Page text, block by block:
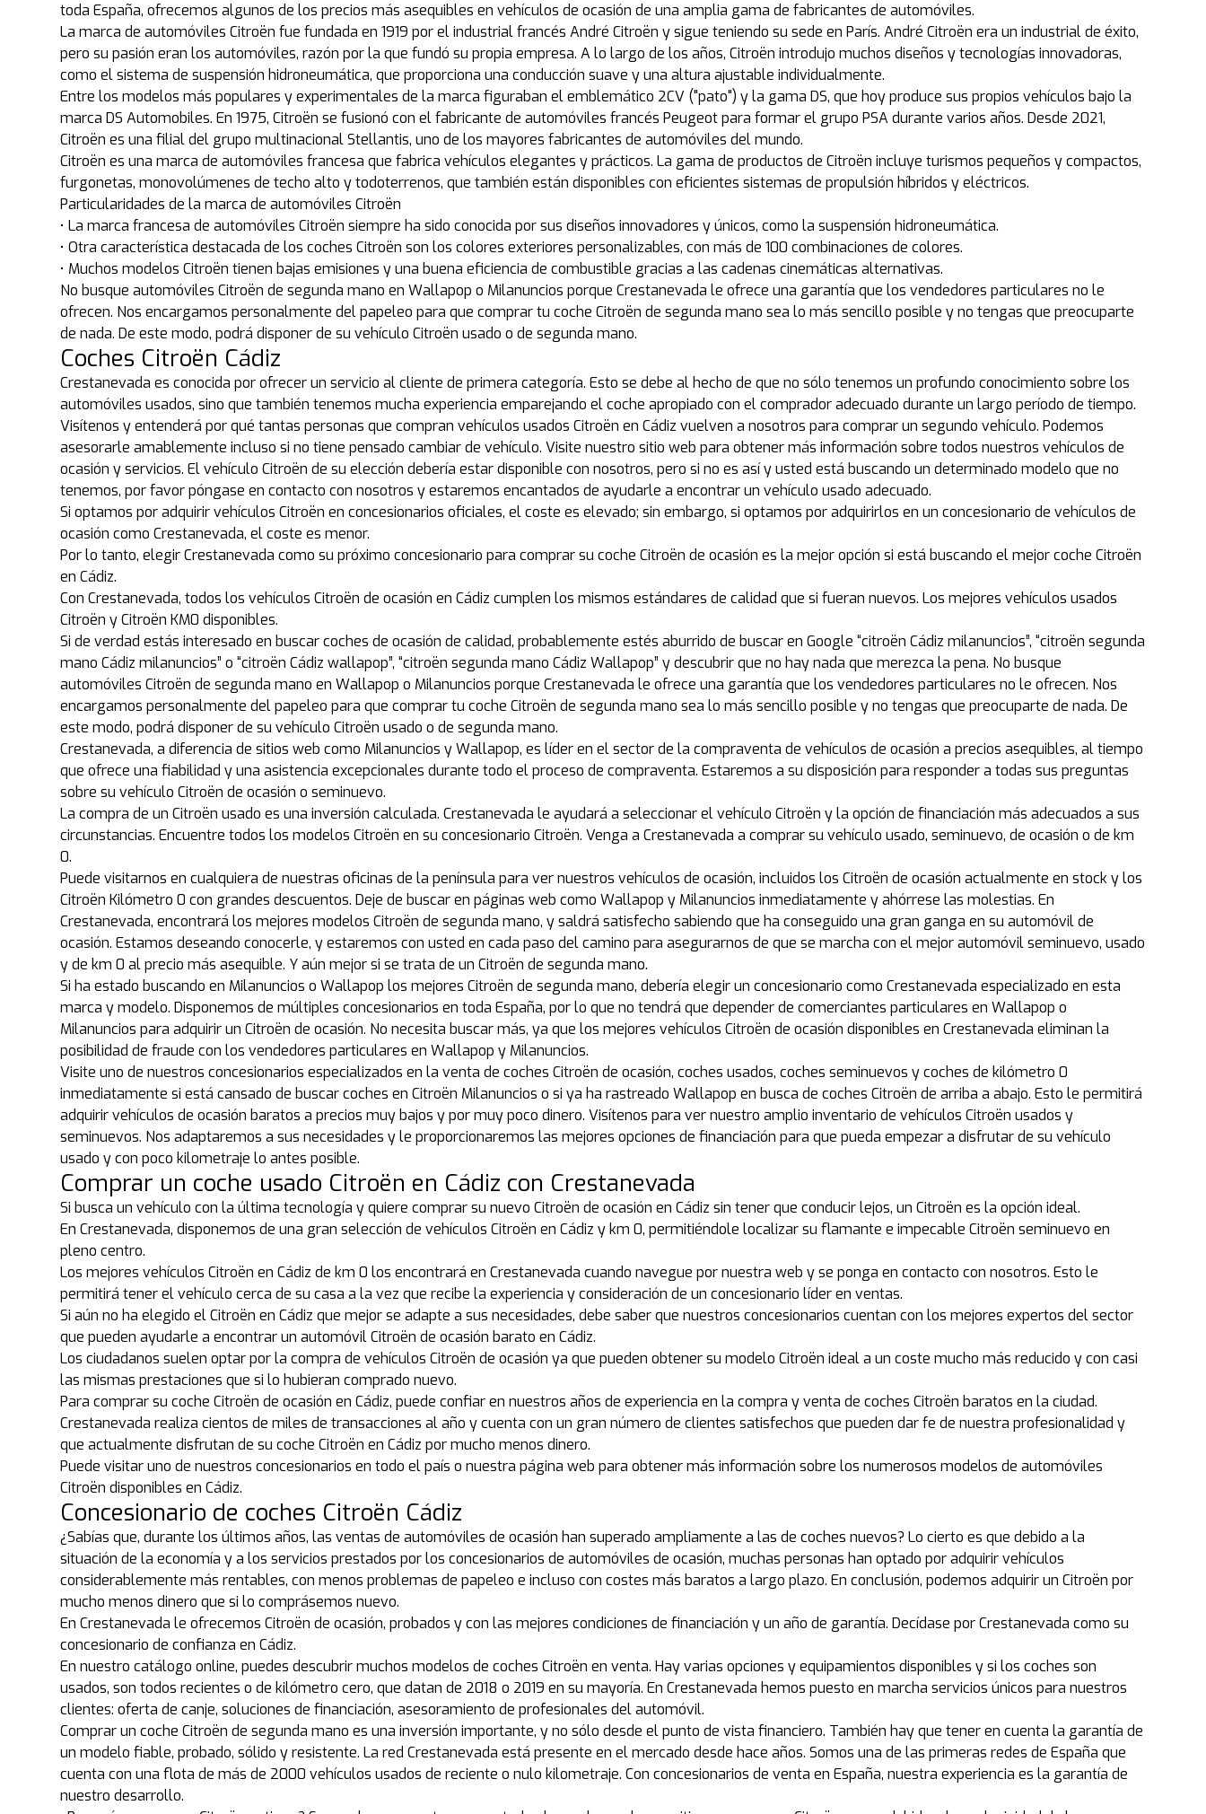
toda España, ofrecemos algunos de los precios más asequibles en vehículos de ocasión de una amplia gama de fabricantes de automóviles.
La marca de automóviles Citroën fue fundada en 1919 por el industrial francés André Citroën y sigue teniendo su sede en París. André Citroën era un industrial de éxito,
pero su pasión eran los automóviles, razón por la que fundó su propia empresa. A lo largo de los años, Citroën introdujo muchos diseños y tecnologías innovadoras,
como el sistema de suspensión hidroneumática, que proporciona una conducción suave y una altura ajustable individualmente.
Entre los modelos más populares y experimentales de la marca figuraban el emblemático 2CV ("pato") y la gama DS, que hoy produce sus propios vehículos bajo la
marca DS Automobiles. En 1975, Citroën se fusionó con el fabricante de automóviles francés Peugeot para formar el grupo PSA durante varios años. Desde 2021,
Citroën es una filial del grupo multinacional Stellantis, uno de los mayores fabricantes de automóviles del mundo.
Citroën es una marca de automóviles francesa que fabrica vehículos elegantes y prácticos. La gama de productos de Citroën incluye turismos pequeños y compactos,
furgonetas, monovolúmenes de techo alto y todoterrenos, que también están disponibles con eficientes sistemas de propulsión híbridos y eléctricos.
Particularidades de la marca de automóviles Citroën
• La marca francesa de automóviles Citroën siempre ha sido conocida por sus diseños innovadores y únicos, como la suspensión hidroneumática.
• Otra característica destacada de los coches Citroën son los colores exteriores personalizables, con más de 100 combinaciones de colores.
• Muchos modelos Citroën tienen bajas emisiones y una buena eficiencia de combustible gracias a las cadenas cinemáticas alternativas.
No busque automóviles Citroën de segunda mano en Wallapop o Milanuncios porque Crestanevada le ofrece una garantía que los vendedores particulares no le
ofrecen. Nos encargamos personalmente del papeleo para que comprar tu coche Citroën de segunda mano sea lo más sencillo posible y no tengas que preocuparte
de nada. De este modo, podrá disponer de su vehículo Citroën usado o de segunda mano.
Coches Citroën Cádiz
Crestanevada es conocida por ofrecer un servicio al cliente de primera categoría. Esto se debe al hecho de que no sólo tenemos un profundo conocimiento sobre los
automóviles usados, sino que también tenemos mucha experiencia emparejando el coche apropiado con el comprador adecuado durante un largo período de tiempo.
Visítenos y entenderá por qué tantas personas que compran vehículos usados Citroën en Cádiz vuelven a nosotros para comprar un segundo vehículo. Podemos
asesorarle amablemente incluso si no tiene pensado cambiar de vehículo. Visite nuestro sitio web para obtener más información sobre todos nuestros vehículos de
ocasión y servicios. El vehículo Citroën de su elección debería estar disponible con nosotros, pero si no es así y usted está buscando un determinado modelo que no
tenemos, por favor póngase en contacto con nosotros y estaremos encantados de ayudarle a encontrar un vehículo usado adecuado.
Si optamos por adquirir vehículos Citroën en concesionarios oficiales, el coste es elevado; sin embargo, si optamos por adquirirlos en un concesionario de vehículos de
ocasión como Crestanevada, el coste es menor.
Por lo tanto, elegir Crestanevada como su próximo concesionario para comprar su coche Citroën de ocasión es la mejor opción si está buscando el mejor coche Citroën
en Cádiz.
Con Crestanevada, todos los vehículos Citroën de ocasión en Cádiz cumplen los mismos estándares de calidad que si fueran nuevos. Los mejores vehículos usados
Citroën y Citroën KM0 disponibles.
Si de verdad estás interesado en buscar coches de ocasión de calidad, probablemente estés aburrido de buscar en Google “citroën Cádiz milanuncios”, “citroën segunda
mano Cádiz milanuncios” o “citroën Cádiz wallapop”, “citroën segunda mano Cádiz Wallapop” y descubrir que no hay nada que merezca la pena. No busque
automóviles Citroën de segunda mano en Wallapop o Milanuncios porque Crestanevada le ofrece una garantía que los vendedores particulares no le ofrecen. Nos
encargamos personalmente del papeleo para que comprar tu coche Citroën de segunda mano sea lo más sencillo posible y no tengas que preocuparte de nada. De
este modo, podrá disponer de su vehículo Citroën usado o de segunda mano.
Crestanevada, a diferencia de sitios web como Milanuncios y Wallapop, es líder en el sector de la compraventa de vehículos de ocasión a precios asequibles, al tiempo
que ofrece una fiabilidad y una asistencia excepcionales durante todo el proceso de compraventa. Estaremos a su disposición para responder a todas sus preguntas
sobre su vehículo Citroën de ocasión o seminuevo.
La compra de un Citroën usado es una inversión calculada. Crestanevada le ayudará a seleccionar el vehículo Citroën y la opción de financiación más adecuados a sus
circunstancias. Encuentre todos los modelos Citroën en su concesionario Citroën. Venga a Crestanevada a comprar su vehículo usado, seminuevo, de ocasión o de km
0.
Puede visitarnos en cualquiera de nuestras oficinas de la península para ver nuestros vehículos de ocasión, incluidos los Citroën de ocasión actualmente en stock y los
Citroën Kilómetro 0 con grandes descuentos. Deje de buscar en páginas web como Wallapop y Milanuncios inmediatamente y ahórrese las molestias. En
Crestanevada, encontrará los mejores modelos Citroën de segunda mano, y saldrá satisfecho sabiendo que ha conseguido una gran ganga en su automóvil de
ocasión. Estamos deseando conocerle, y estaremos con usted en cada paso del camino para asegurarnos de que se marcha con el mejor automóvil seminuevo, usado
y de km 0 al precio más asequible. Y aún mejor si se trata de un Citroën de segunda mano.
Si ha estado buscando en Milanuncios o Wallapop los mejores Citroën de segunda mano, debería elegir un concesionario como Crestanevada especializado en esta
marca y modelo. Disponemos de múltiples concesionarios en toda España, por lo que no tendrá que depender de comerciantes particulares en Wallapop o
Milanuncios para adquirir un Citroën de ocasión. No necesita buscar más, ya que los mejores vehículos Citroën de ocasión disponibles en Crestanevada eliminan la
posibilidad de fraude con los vendedores particulares en Wallapop y Milanuncios.
Visite uno de nuestros concesionarios especializados en la venta de coches Citroën de ocasión, coches usados, coches seminuevos y coches de kilómetro 0
inmediatamente si está cansado de buscar coches en Citroën Milanuncios o si ya ha rastreado Wallapop en busca de coches Citroën de arriba a abajo. Esto le permitirá
adquirir vehículos de ocasión baratos a precios muy bajos y por muy poco dinero. Visítenos para ver nuestro amplio inventario de vehículos Citroën usados y
seminuevos. Nos adaptaremos a sus necesidades y le proporcionaremos las mejores opciones de financiación para que pueda empezar a disfrutar de su vehículo
usado y con poco kilometraje lo antes posible.
Comprar un coche usado Citroën en Cádiz con Crestanevada
Si busca un vehículo con la última tecnología y quiere comprar su nuevo Citroën de ocasión en Cádiz sin tener que conducir lejos, un Citroën es la opción ideal.
En Crestanevada, disponemos de una gran selección de vehículos Citroën en Cádiz y km 0, permitiéndole localizar su flamante e impecable Citroën seminuevo en
pleno centro.
Los mejores vehículos Citroën en Cádiz de km 0 los encontrará en Crestanevada cuando navegue por nuestra web y se ponga en contacto con nosotros. Esto le
permitirá tener el vehículo cerca de su casa a la vez que recibe la experiencia y consideración de un concesionario líder en ventas.
Si aún no ha elegido el Citroën en Cádiz que mejor se adapte a sus necesidades, debe saber que nuestros concesionarios cuentan con los mejores expertos del sector
que pueden ayudarle a encontrar un automóvil Citroën de ocasión barato en Cádiz.
Los ciudadanos suelen optar por la compra de vehículos Citroën de ocasión ya que pueden obtener su modelo Citroën ideal a un coste mucho más reducido y con casi
las mismas prestaciones que si lo hubieran comprado nuevo.
Para comprar su coche Citroën de ocasión en Cádiz, puede confiar en nuestros años de experiencia en la compra y venta de coches Citroën baratos en la ciudad.
Crestanevada realiza cientos de miles de transacciones al año y cuenta con un gran número de clientes satisfechos que pueden dar fe de nuestra profesionalidad y
que actualmente disfrutan de su coche Citroën en Cádiz por mucho menos dinero.
Puede visitar uno de nuestros concesionarios en todo el país o nuestra página web para obtener más información sobre los numerosos modelos de automóviles
Citroën disponibles en Cádiz.
Concesionario de coches Citroën Cádiz
¿Sabías que, durante los últimos años, las ventas de automóviles de ocasión han superado ampliamente a las de coches nuevos? Lo cierto es que debido a la
situación de la economía y a los servicios prestados por los concesionarios de automóviles de ocasión, muchas personas han optado por adquirir vehículos
considerablemente más rentables, con menos problemas de papeleo e incluso con costes más baratos a largo plazo. En conclusión, podemos adquirir un Citroën por
mucho menos dinero que si lo comprásemos nuevo.
En Crestanevada le ofrecemos Citroën de ocasión, probados y con las mejores condiciones de financiación y un año de garantía. Decídase por Crestanevada como su
concesionario de confianza en Cádiz.
En nuestro catálogo online, puedes descubrir muchos modelos de coches Citroën en venta. Hay varias opciones y equipamientos disponibles y si los coches son
usados, son todos recientes o de kilómetro cero, que datan de 2018 o 2019 en su mayoría. En Crestanevada hemos puesto en marcha servicios únicos para nuestros
clientes: oferta de canje, soluciones de financiación, asesoramiento de profesionales del automóvil.
Comprar un coche Citroën de segunda mano es una inversión importante, y no sólo desde el punto de vista financiero. También hay que tener en cuenta la garantía de
un modelo fiable, probado, sólido y resistente. La red Crestanevada está presente en el mercado desde hace años. Somos una de las primeras redes de España que
cuenta con una flota de más de 2000 vehículos usados de reciente o nulo kilometraje. Con concesionarios de venta en España, nuestra experiencia es la garantía de
nuestro desarrollo.